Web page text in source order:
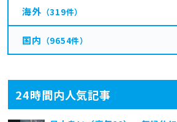
24時間内人気記事
海外 （319件）
国内 （9654件）